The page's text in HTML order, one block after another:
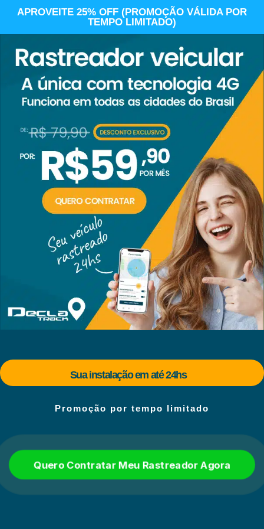
APROVEITE 25% OFF (PROMOÇÃO VÁLIDA POR
TEMPO LIMITADO)
Sua instalação em até 24hs
Promoção por tempo limitado
Quero Contratar Meu Rastreador Agora